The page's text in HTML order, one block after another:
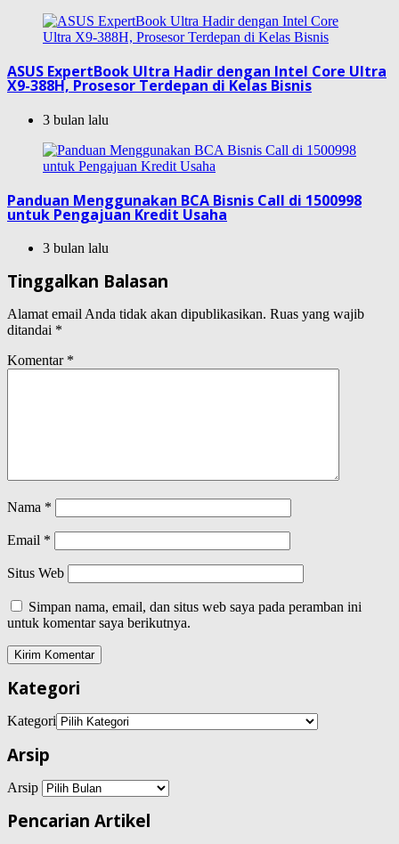
ASUS ExpertBook Ultra Hadir dengan Intel Core Ultra
X9-388H, Prosesor Terdepan di Kelas Bisnis
3 bulan lalu
Panduan Menggunakan BCA Bisnis Call di 1500998
untuk Pengajuan Kredit Usaha
3 bulan lalu
Tinggalkan Balasan
Alamat email Anda tidak akan dipublikasikan. Ruas yang wajib
ditandai *
Komentar *
Nama *
Email *
Situs Web
Simpan nama, email, dan situs web saya pada peramban ini
untuk komentar saya berikutnya.
Kategori
Kategori
Arsip
Arsip
Pencarian Artikel